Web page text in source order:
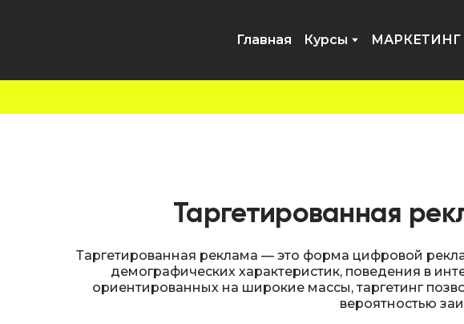
Главная Курсы МАРКЕТИНГ
Таргетированная
Таргетированная реклама — это форма цифровой
демографических характеристик, поведения в
ориентированных на широкие массы, таргетинг
вероятностью